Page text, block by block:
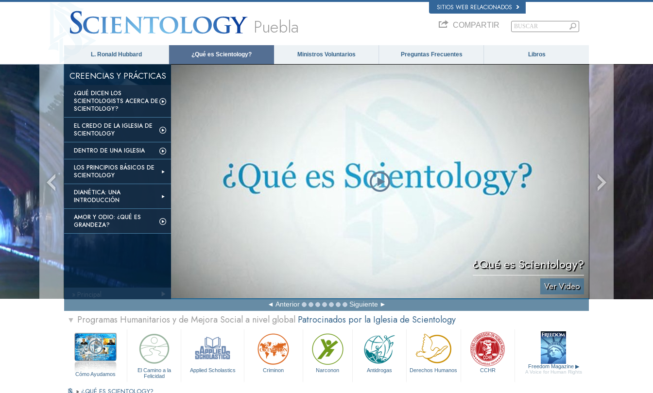
SITIOS WEB RELACIONADOS
Puebla COMPARTIR
L. Ronald Hubbard ¿Qué es Scientology? Ministros Voluntarios Preguntas Frecuentes Libros
CREENCIAS Y PRÁCTICAS
¿QUÉ DICEN LOS
SCIENTOLOGISTS ACERCA DE
SCIENTOLOGY?
EL CREDO DE LA IGLESIA DE
SCIENTOLOGY
DENTRO DE UNA IGLESIA
LOS PRINCIPIOS BÁSICOS DE
SCIENTOLOGY
DIANÉTICA: UNA
INTRODUCCIÓN
AMOR Y ODIO: ¿QUÉ ES
GRANDEZA?
¿Qué es Scientology?
Ver Video
Anterior Siguiente
» Principal
▼ Programas Humanitarios y de Mejora Social a nivel global Patrocinados por la Iglesia de Scientology
Cómo Ayudamos
El Camino a la
Felicidad
Applied Scholastics Criminon Narconon Antidrogas Derechos Humanos CCHR
Freedom Magazine ▶
A Voice for Human Rights